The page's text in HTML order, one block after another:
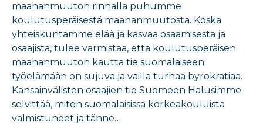
maahanmuuton rinnalla puhumme
koulutusperäisestä maahanmuutosta. Koska
yhteiskuntamme elää ja kasvaa osaamisesta ja
osaajista, tulee varmistaa, että koulutusperäisen
maahanmuuton kautta tie suomalaiseen
työelämään on sujuva ja vailla turhaa byrokratiaa.
Kansainvälisten osaajien tie Suomeen Halusimme
selvittää, miten suomalaisissa korkeakouluista
valmistuneet ja tänne…